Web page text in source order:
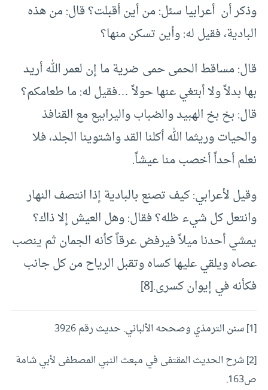
وذكر أن أعرابيا سئل: من أين أقبلت؟ قال: من هذه
البادية، فقيل له: وأين تسكن منها؟
قال: مساقط الحمى حمى ضرية ما إن لعمر الله أريد
بها بدلاً ولا أبتغي عنها حولاً …فقيل له: ما طعامكم؟
قال: بخ بخ الهبيد والضباب واليرابيع مع القنافذ
والحيات وريثما الله أكلنا القد واشتوينا الجلد، فلا
نعلم أحداً أخصب منا عيشاً.
وقيل لأعرابي: كيف تصنع بالبادية إذا انتصف النهار
وانتعل كل شيء ظله؟ فقال: وهل العيش إلا ذاك؟
يمشي أحدنا ميلاً فيرفض عرقاً كأنه الجمان ثم ينصب
عصاه ويلقي عليها كساه وتقبل الرياح من كل جانب
فكأنه في إيوان كسرى.[8]
[1] سنن الترمذي وصححه الألباني. حديث رقم 3926
[2] شرح الحديث المقتفى في مبعث النبي المصطفى لأبي شامة
ص163.